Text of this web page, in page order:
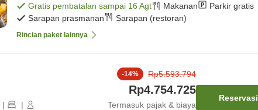
Gratis pembatalan sampai 16 Agt Makanan
Parkir gratis
Sarapan prasmanan
Sarapan (restoran)
Rincian paket lainnya
| |
-14% Rp5.593.794
Rp4.754.725
Termasuk pajak & biaya
Reservasi